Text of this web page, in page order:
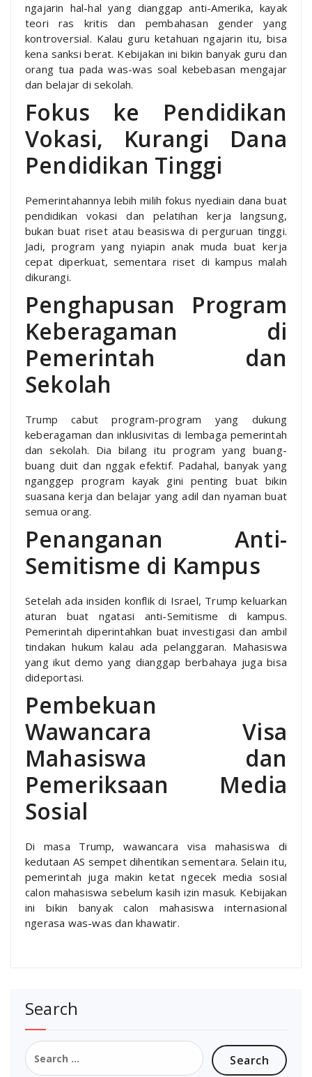
ngajarin hal-hal yang dianggap anti-Amerika, kayak
teori ras kritis dan pembahasan gender yang
kontroversial. Kalau guru ketahuan ngajarin itu, bisa
kena sanksi berat. Kebijakan ini bikin banyak guru dan
orang tua pada was-was soal kebebasan mengajar
dan belajar di sekolah.
Fokus ke Pendidikan
Vokasi, Kurangi Dana
Pendidikan Tinggi
Pemerintahannya lebih milih fokus nyediain dana buat
pendidikan vokasi dan pelatihan kerja langsung,
bukan buat riset atau beasiswa di perguruan tinggi.
Jadi, program yang nyiapin anak muda buat kerja
cepat diperkuat, sementara riset di kampus malah
dikurangi.
Penghapusan Program
Keberagaman di
Pemerintah dan
Sekolah
Trump cabut program-program yang dukung
keberagaman dan inklusivitas di lembaga pemerintah
dan sekolah. Dia bilang itu program yang buang-
buang duit dan nggak efektif. Padahal, banyak yang
nganggep program kayak gini penting buat bikin
suasana kerja dan belajar yang adil dan nyaman buat
semua orang.
Penanganan Anti-
Semitisme di Kampus
Setelah ada insiden konflik di Israel, Trump keluarkan
aturan buat ngatasi anti-Semitisme di kampus.
Pemerintah diperintahkan buat investigasi dan ambil
tindakan hukum kalau ada pelanggaran. Mahasiswa
yang ikut demo yang dianggap berbahaya juga bisa
dideportasi.
Pembekuan
Wawancara Visa
Mahasiswa dan
Pemeriksaan Media
Sosial
Di masa Trump, wawancara visa mahasiswa di
kedutaan AS sempet dihentikan sementara. Selain itu,
pemerintah juga makin ketat ngecek media sosial
calon mahasiswa sebelum kasih izin masuk. Kebijakan
ini bikin banyak calon mahasiswa internasional
ngerasa was-was dan khawatir.
Search
Search
for: